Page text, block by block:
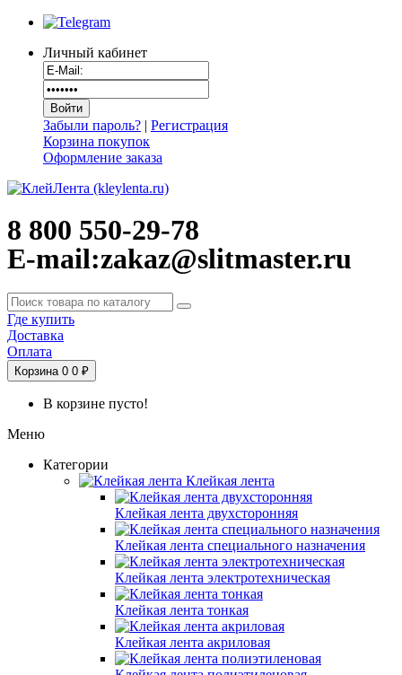
Личный кабинет
Забыли пароль? | Регистрация
Корзина покупок
Оформление заказа
8 800 550-29-78
E-mail:zakaz@slitmaster.ru
Где купить
Доставка
Оплата
Корзина 0 0 ₽
В корзине пусто!
Меню
Категории
Клейкая лента
Клейкая лента двухсторонняя
Клейкая лента специального назначения
Клейкая лента электротехническая
Клейкая лента тонкая
Клейкая лента акриловая